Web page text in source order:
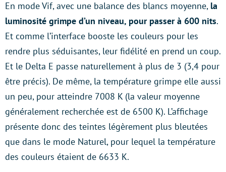
En mode Vif, avec une balance des blancs moyenne, la
luminosité grimpe d’un niveau, pour passer à 600 nits.
Et comme l’interface booste les couleurs pour les
rendre plus séduisantes, leur fidélité en prend un coup.
Et le Delta E passe naturellement à plus de 3 (3,4 pour
être précis). De même, la température grimpe elle aussi
un peu, pour atteindre 7008 K (la valeur moyenne
généralement recherchée est de 6500 K). L’affichage
présente donc des teintes légèrement plus bleutées
que dans le mode Naturel, pour lequel la température
des couleurs étaient de 6633 K.